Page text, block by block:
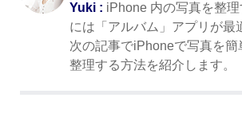
Yuki : iPhone 内の写真を整理
には「アルバム」アプリが最
次の記事でiPhoneで写真を簡
整理する方法を紹介します。